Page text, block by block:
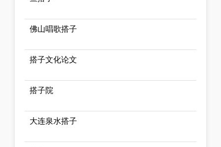
佛山唱歌搭子
搭子文化论文
搭子院
大连泉水搭子